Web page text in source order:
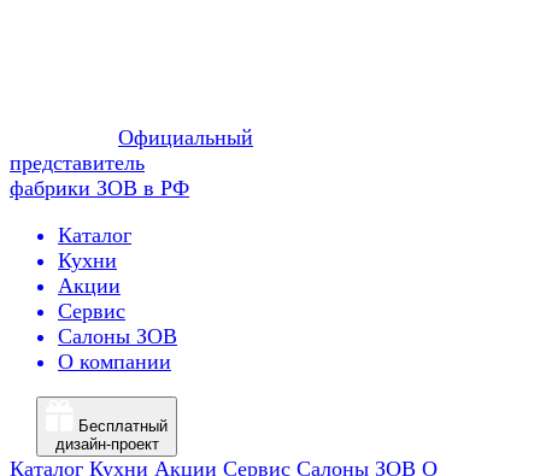
Официальный
представитель
фабрики ЗОВ в РФ
Каталог
Кухни
Акции
Сервис
Салоны ЗОВ
О компании
Бесплатный
дизайн-проект
Каталог Кухни Акции Сервис Салоны ЗОВ О